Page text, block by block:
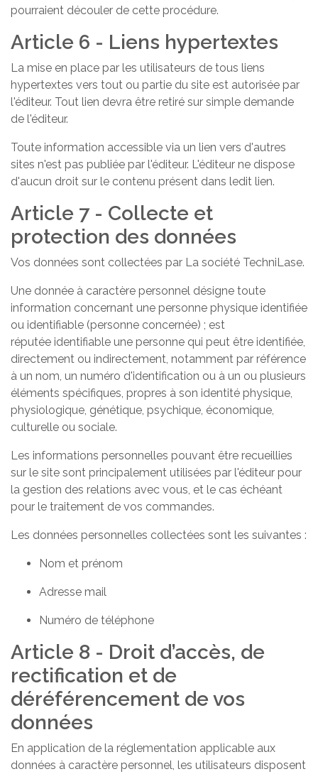
pourraient découler de cette procédure.
Article 6 - Liens hypertextes
La mise en place par les utilisateurs de tous liens
hypertextes vers tout ou partie du site est autorisée par
l'éditeur. Tout lien devra être retiré sur simple demande
de l'éditeur.
Toute information accessible via un lien vers d'autres
sites n'est pas publiée par l'éditeur. L'éditeur ne dispose
d'aucun droit sur le contenu présent dans ledit lien.
Article 7 - Collecte et
protection des données
Vos données sont collectées par La société TechniLase.
Une donnée à caractère personnel désigne toute
information concernant une personne physique identifiée
ou identifiable (personne concernée) ; est
réputée identifiable une personne qui peut être identifiée,
directement ou indirectement, notamment par référence
à un nom, un numéro d'identification ou à un ou plusieurs
éléments spécifiques, propres à son identité physique,
physiologique, génétique, psychique, économique,
culturelle ou sociale.
Les informations personnelles pouvant être recueillies
sur le site sont principalement utilisées par l'éditeur pour
la gestion des relations avec vous, et le cas échéant
pour le traitement de vos commandes.
Les données personnelles collectées sont les suivantes :
Nom et prénom
Adresse mail
Numéro de téléphone
Article 8 - Droit d’accès, de
rectification et de
déréférencement de vos
données
En application de la réglementation applicable aux
données à caractère personnel, les utilisateurs disposent